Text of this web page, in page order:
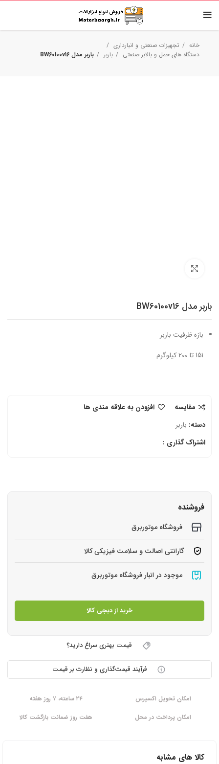
خانه
تجهیزات صنعتی و انبارداری
دستگاه های حمل و بالابر صنعتی
باربر باربر مدل BW60100v16
باربر مدل BW60100v16
بازه ظرفیت باربر
151 تا 200 کیلوگرم
مقایسه
افزودن به علاقه مندی ها
دسته: باربر
اشتراک گذاری :
فروشنده
فروشگاه موتوربرق
گارانتی اصالت و سلامت فیزیکی کالا
موجود در انبار فروشگاه موتوربرق
خرید از دیجی کالا
قیمت بهتری سراغ دارید؟
فرآیند قیمت‌گذاری و نظارت بر قیمت
امکان تحویل اکسپرس
۲۴ ساعته، ۷ روز هفته
امکان پرداخت در محل
هفت روز ضمانت بازگشت کالا
کالا های مشابه